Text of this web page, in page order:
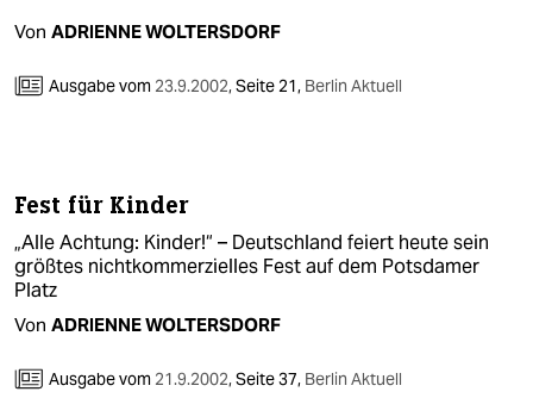
Von ADRIENNE WOLTERSDORF
Ausgabe vom 23.9.2002,Seite 21, Berlin Aktuell
Fest für Kinder
„Alle Achtung: Kinder!“ – Deutschland feiert heute sein
größtes nichtkommerzielles Fest auf dem Potsdamer
Platz
Von ADRIENNE WOLTERSDORF
Ausgabe vom 21.9.2002,Seite 37, Berlin Aktuell